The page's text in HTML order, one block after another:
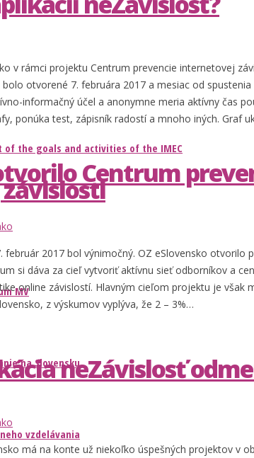
of the goals and activities of the IMEC
MV
na Slovensku
vzdelávania
v rámci projektu Centrum prevencie internetovej
otvorené 7. februára 2017 a mesiac od
informačný účel a anonymne meria aktívny čas
ponúka test, zápisník radostí a mnoho iných. Graf
Centrum
február 2017 bol výnimočný. OZ eSlovensko otvorilo
si dáva za cieľ vytvoriť aktívnu sieť odborníkov a
online závislostí. Hlavným cieľom projektu je však
z výskumov vyplýva, že 2 – 3%…
neZávislosť
má na konte už niekoľko úspešných projektov v